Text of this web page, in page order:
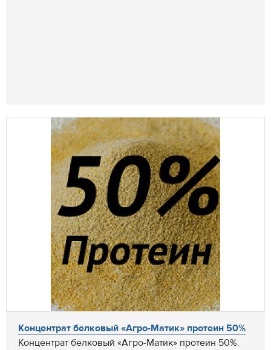
Концентрат белковый «Агро-Матик» протеин 50%
Концентрат белковый «Агро-Матик» протеин 50%.